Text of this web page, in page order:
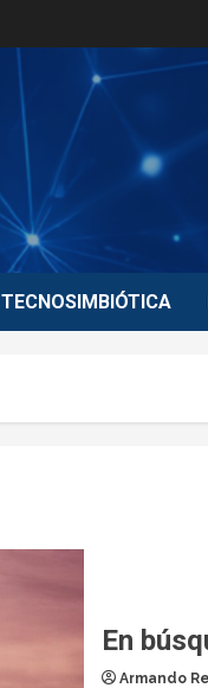
TECNOSIMBIÓTICA
En
Armando